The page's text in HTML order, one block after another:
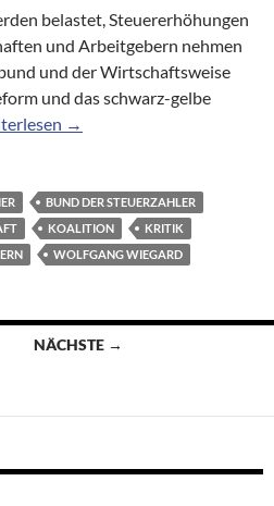
belastet, Steuererhöhungen
und Arbeitgebern nehmen
und der Wirtschaftsweise
und das schwarz-gelbe
und Sparpaket:
→
BUND DER STEUERZAHLER
KOALITION
KRITIK
WOLFGANG WIEGARD
NÄCHSTE →